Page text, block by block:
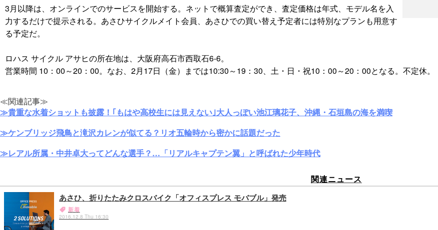
3月以降は、オンラインでのサービスを開始する。ネットで概算査定ができ、査定価格は年式、モデル名を入
力するだけで提示される。あさひサイクルメイト会員、あさひでの買い替え予定者には特別なプランも用意す
る予定だ。
ロハス サイクル アサヒの所在地は、大阪府高石市西取石6-6。
営業時間 10：00～20：00。なお、2月17日（金）までは10:30～19：30、土・日・祝10：00～20：00となる。不定休。
≪関連記事≫
≫貴重な水着ショットも披露！｢もはや高校生には見えない｣大人っぽい池江璃花子、沖縄・石垣島の海を満喫
≫ケンブリッジ飛鳥と滝沢カレンが似てる？リオ五輪時から密かに話題だった
≫レアル所属・中井卓大ってどんな選手？…「リアルキャプテン翼」と呼ばれた少年時代
関連ニュース
あさひ、折りたたみクロスバイク「オフィスプレス モバブル」発売
新着
2016.12.8 Thu 16:30